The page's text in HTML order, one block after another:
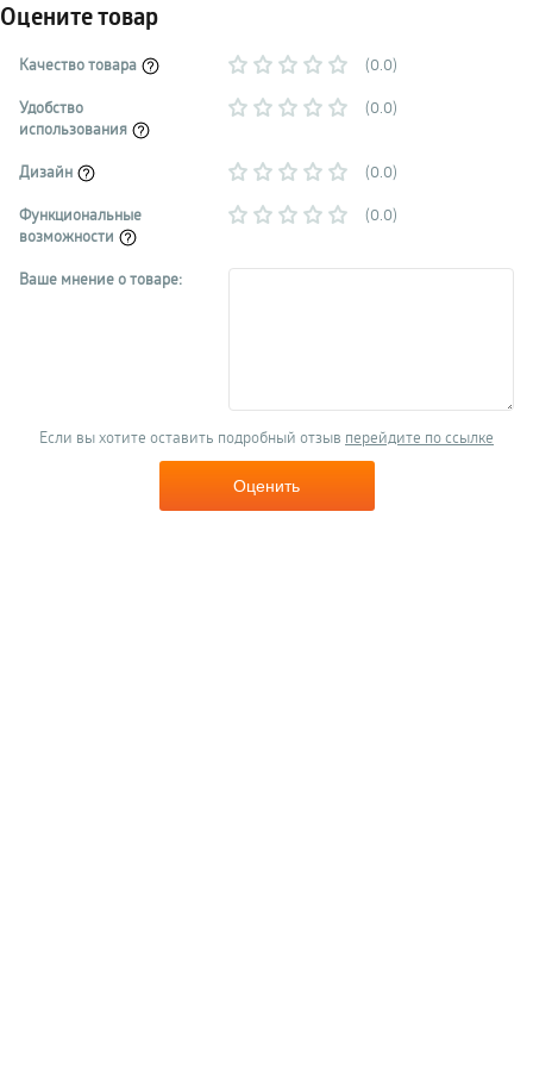
Оцените товар
Качество товара
(0.0)
Удобство
использования
(0.0)
Дизайн
(0.0)
Функциональные
возможности
(0.0)
Ваше мнение о товаре:
Если вы хотите оставить подробный отзыв перейдите по ссылке
Оценить